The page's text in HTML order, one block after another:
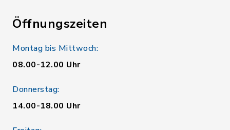
Öffnungszeiten
Montag bis Mittwoch:
08.00-12.00 Uhr
Donnerstag:
14.00-18.00 Uhr